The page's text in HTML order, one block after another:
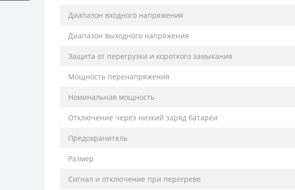
Диапазон входного напряжения
Диапазон выходного напряжения
Защита от перегрузки и короткого замыкания
Мощность перенапряжения
Номинальная мощность
Отключение через низкий заряд батареи
Предохранитель
Размер
Сигнал и отключение при перегреве